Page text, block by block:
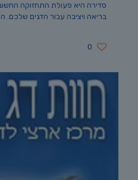
סדירה היא פעולת התחזוקה
בריאה ויציבה עבור הדגים שלכם.
0